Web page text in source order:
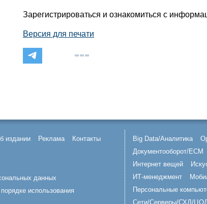
Зарегистрироваться и ознакомиться с
Версия для печати
издании Реклама Контакты
данных
использования
Big Data/Аналитика
Документооборот/ECM
Интернет вещей
ИТ-менеджмент
Персональные
Сети/Серверы/СХД/ЦОД